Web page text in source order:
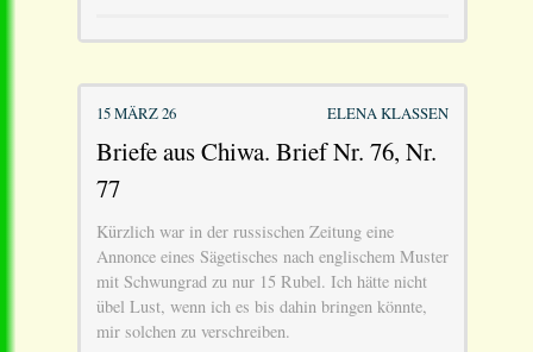
15 MÄRZ 26 ELENA KLASSEN
Briefe aus Chiwa. Brief Nr. 76, Nr.
77
Kürzlich war in der russischen Zeitung eine
Annonce eines Sägetisches nach englischem Muster
mit Schwungrad zu nur 15 Rubel. Ich hätte nicht
übel Lust, wenn ich es bis dahin bringen könnte,
mir solchen zu verschreiben.